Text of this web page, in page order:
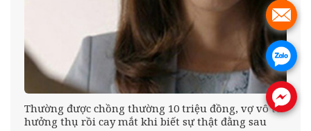
Thường được chồng thường 10 triệu đồng, vợ vô tư
hưởng thụ rồi cay mắt khi biết sự thật đằng sau
.
.
.